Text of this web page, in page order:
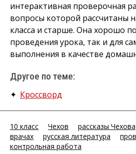
интерактивная проверочная
вопросы которой рассчитаны
класса и старше. Она хорошо
проведения урока, так и для
выполнения в качестве
Другое по теме:
✦ Кроссворд
10 класс Чехов рассказы Чехова
врачах
русская литература
контрольная работа